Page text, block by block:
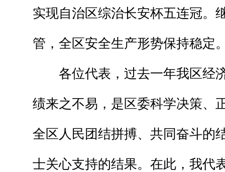
实现自治区综治长安杯五连冠。
管，全区安全生产形势保持稳定
各位代表，过去一年我区经
绩来之不易，是区委科学决策、
全区人民团结拼搏、共同奋斗的
士关心支持的结果。在此，我代